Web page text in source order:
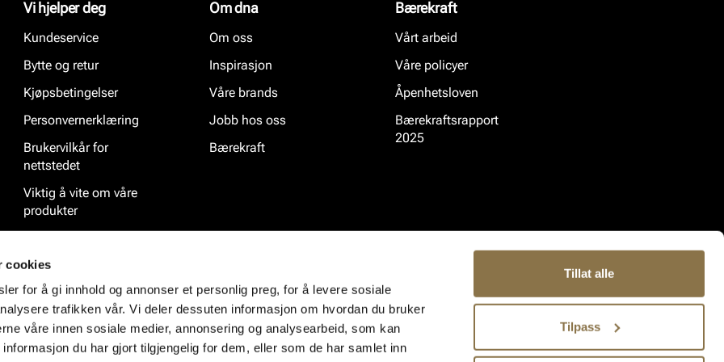
cookies
for å gi innhold og annonser et personlig preg, for å levere sosiale
trafikken vår. Vi deler dessuten informasjon om hvordan du bruker
våre innen sosiale medier, annonsering og analysearbeid, som kan
du har gjort tilgjengelig for dem, eller som de har samlet inn
Tillat alle
Tilpass
Vi hjelper deg
Kundeservice
Bytte og retur
Kjøpsbetingelser
Personvernerklæring
Brukervilkår for
nettstedet
Viktig å vite om våre
produkter
Om dna
Om oss
Inspirasjon
Våre brands
Jobb hos oss
Bærekraft
Bærekraft
Vårt arbeid
Våre policyer
Åpenhetsloven
Bærekraftsrapport
2025